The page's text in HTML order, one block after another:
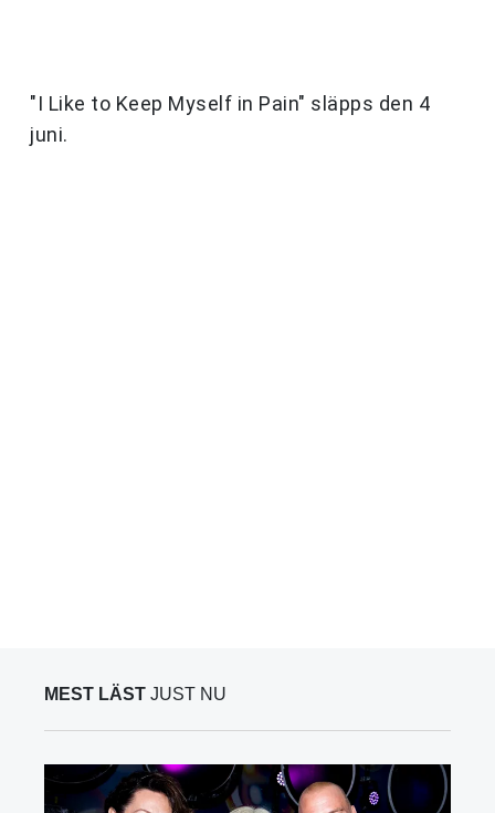
"I Like to Keep Myself in Pain" släpps den 4
juni.
MEST LÄST JUST NU